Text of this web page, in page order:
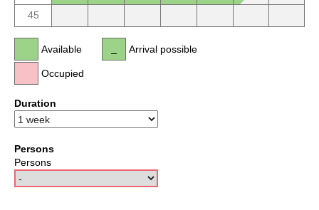
45
Available
Occupied
Arrival possible
Duration
Persons
Persons